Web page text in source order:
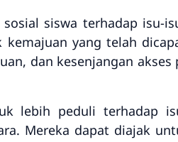
siswa terhadap isu-
yang telah
dan kesenjangan akses
lebih peduli terhadap
Mereka dapat diajak